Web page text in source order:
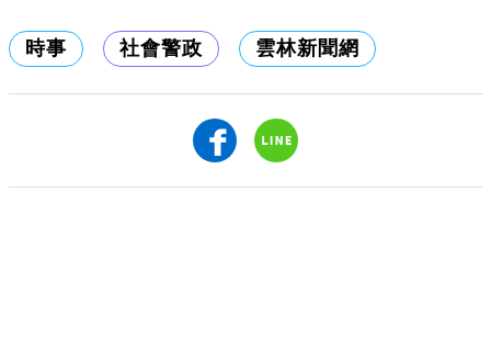
時事 社會警政 雲林新聞網